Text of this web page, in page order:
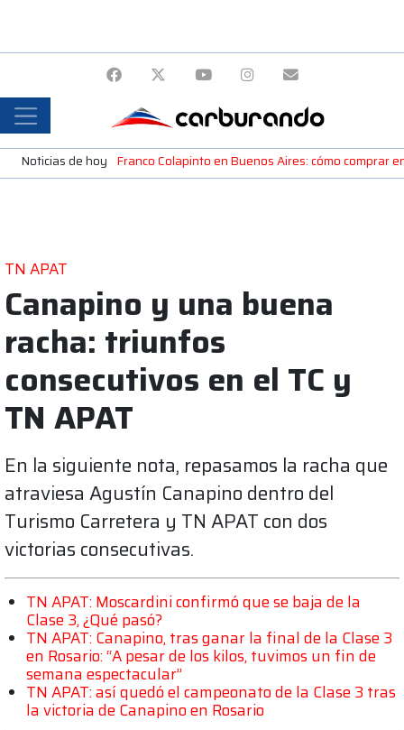
Noticias de hoy Franco Colapinto en Buenos Aires: cómo comprar
TN APAT
Canapino y una buena
racha: triunfos
consecutivos en el TC y
TN APAT
En la siguiente nota, repasamos la racha que
atraviesa Agustín Canapino dentro del
Turismo Carretera y TN APAT con dos
victorias consecutivas.
TN APAT: Moscardini confirmó que se baja de la
Clase 3, ¿Qué pasó?
TN APAT: Canapino, tras ganar la final de la Clase 3
en Rosario: “A pesar de los kilos, tuvimos un fin de
semana espectacular”
TN APAT: así quedó el campeonato de la Clase 3 tras
la victoria de Canapino en Rosario